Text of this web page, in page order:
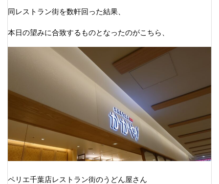
同レストラン街を数軒回った結果、
本日の望みに合致するものとなったのがこちら、
ペリエ千葉店レストラン街のうどん屋さん